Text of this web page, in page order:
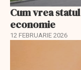
Cum vrea
economie
12 FEBRUARIE 2026